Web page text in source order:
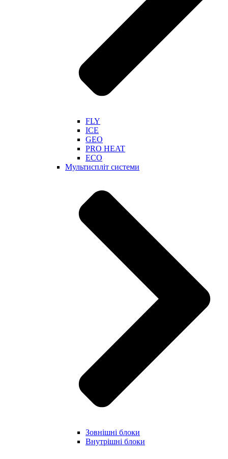
FLY
ICE
GEO
PRO HEAT
ECO
Мультиспліт системи
Зовнішні блоки
Внутрішні блоки